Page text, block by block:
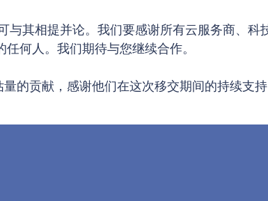
其相提并论。我们要感谢所有云服务商、科
何人。我们期待与您继续合作。
的贡献，感谢他们在这次移交期间的持续支持